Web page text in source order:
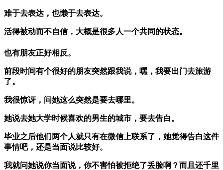
难于去表达，也懒于去表达。
活得被动而不自信，大概是很多人一个共同的状态。
也有朋友正好相反。
前段时间有个很好的朋友突然跟我说，嘿，我要出门去旅游
了。
我很惊讶，问她这么突然是要去哪里。
她说去她大学时候喜欢的男生的城市，要去告白。
毕业之后他们两个人就只有在微信上联系了，她觉得告白这件
事情吧，还是当面说比较好。
我就问她说你当面说，你不害怕被拒绝了丢脸啊？而且还千里